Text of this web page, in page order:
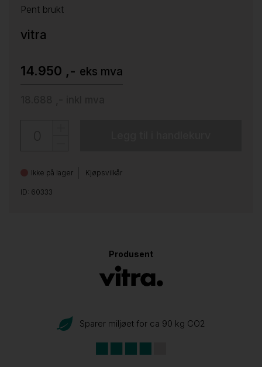
Pent brukt
vitra
14.950 ,- eks mva
Ikke på lager Kjøpsvilkår
ID: 60333
Produsent
Sparer miljøet for ca 90 kg CO2